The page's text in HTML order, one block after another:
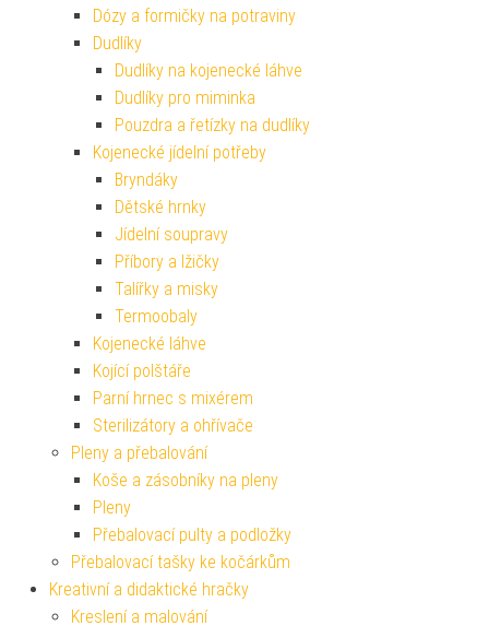
Dózy a formičky na potraviny
Dudlíky
Dudlíky na kojenecké láhve
Dudlíky pro miminka
Pouzdra a řetízky na dudlíky
Kojenecké jídelní potřeby
Bryndáky
Dětské hrnky
Jídelní soupravy
Příbory a lžičky
Talířky a misky
Termoobaly
Kojenecké láhve
Kojící polštáře
Parní hrnec s mixérem
Sterilizátory a ohřívače
Pleny a přebalování
Koše a zásobníky na pleny
Pleny
Přebalovací pulty a podložky
Přebalovací tašky ke kočárkům
Kreativní a didaktické hračky
Kreslení a malování